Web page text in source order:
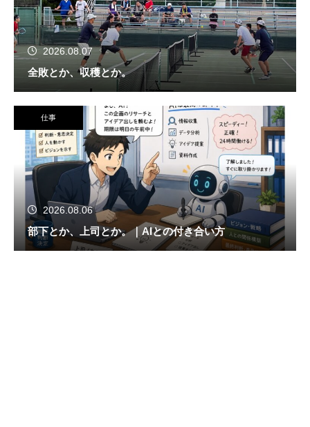
2026.08.07
全敗とか、収穫とか。
仕事
2026.08.06
部下とか、上司とか。｜AIとの付き合い方